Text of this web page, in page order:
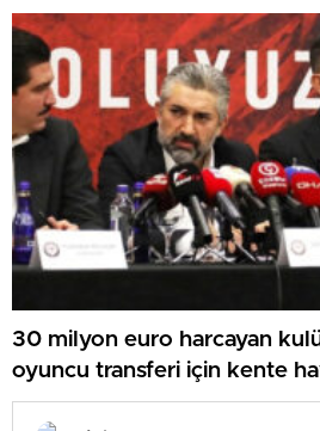
30 milyon euro harcayan
oyuncu transferi için kente